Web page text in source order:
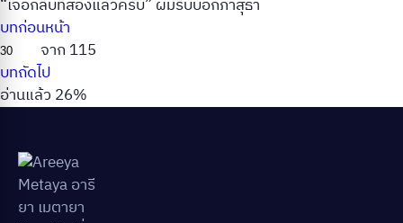
“เจอกลีบที่สองแล้วครับ” ผมรีบบอกภาสุธา
บทก่อนหน้า
จาก 115
บทถัดไป
อ่านแล้ว 26%